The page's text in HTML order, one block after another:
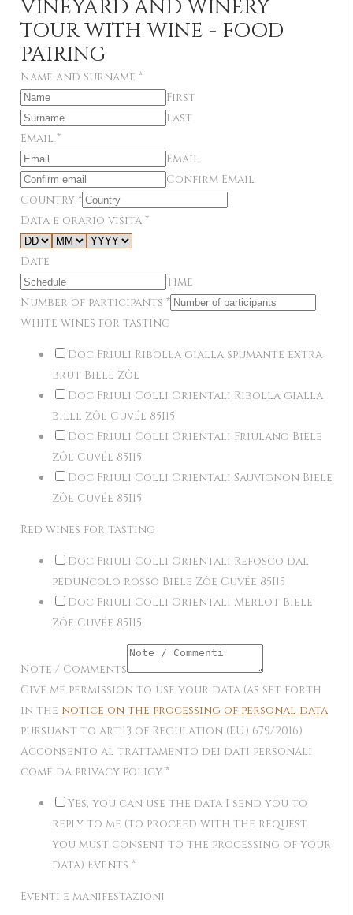
VINEYARD AND WINERY
TOUR WITH WINE - FOOD
PAIRING
Name and Surname *
First
Last
Email *
Email
Confirm Email
Country *
Data e orario visita *
Date
Time
Number of participants *
White wines for tasting
Doc Friuli Ribolla gialla spumante extra
brut Biele Zôe
Doc Friuli Colli Orientali Ribolla gialla
Biele Zôe Cuvée 85I15
Doc Friuli Colli Orientali Friulano Biele
Zôe Cuvée 85I15
Doc Friuli Colli Orientali Sauvignon Biele
Zôe Cuvée 85I15
Red wines for tasting
Doc Friuli Colli Orientali Refosco dal
peduncolo rosso Biele Zôe Cuvée 85I15
Doc Friuli Colli Orientali Merlot Biele
Zôe Cuvée 85I15
Note / Comments
Give me permission to use your data (as set forth
in the notice on the processing of personal data
pursuant to art.13 of Regulation (EU) 679/2016)
Acconsento al trattamento dei dati personali
come da privacy policy *
Yes, you can use the data I send you to
reply to me (to proceed with the request
you must consent to the processing of your
data) Events *
Eventi e manifestazioni